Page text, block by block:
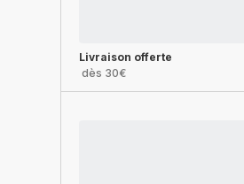
Livraison offerte
dès 30€